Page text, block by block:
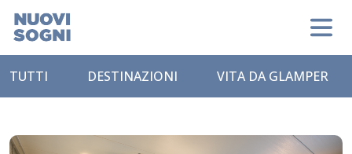
TUTTI DESTINAZIONI VITA DA GLAMPER